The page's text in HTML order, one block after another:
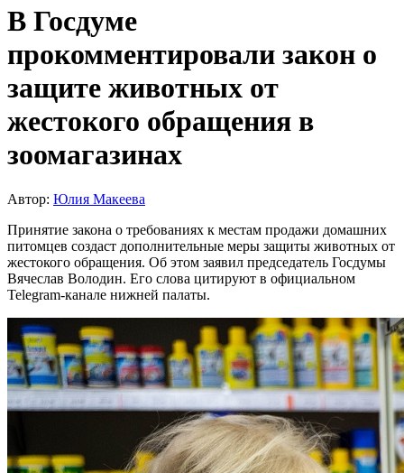
В Госдуме
прокомментировали закон о
защите животных от
жестокого обращения в
зоомагазинах
Автор: Юлия Макеева
Принятие закона о требованиях к местам продажи домашних
питомцев создаст дополнительные меры защиты животных от
жестокого обращения. Об этом заявил председатель Госдумы
Вячеслав Володин. Его слова цитируют в официальном
Telegram-канале нижней палаты.